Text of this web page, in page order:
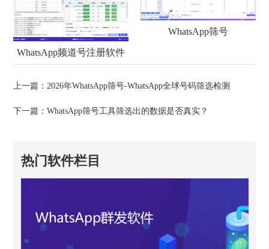
WhatsApp频道号注册软件
WhatsApp筛号
上一篇：2026年WhatsApp筛号-WhatsApp全球号码筛选检测
下一篇：WhatsApp筛号工具筛选出的数据是否真实？
热门软件栏目